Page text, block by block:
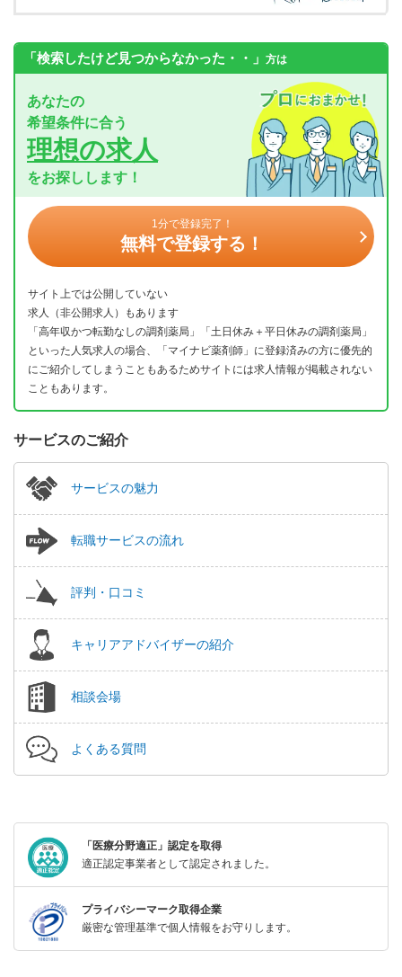
「検索したけど見つからなかった・・」 方は
あなたの
希望条件に合う
理想の求人
をお探しします！
1分で登録完了！
無料で登録する！
サイト上では公開していない
求人（非公開求人）もあります
「高年収かつ転勤なしの調剤薬局」「土日休み＋平日休みの調剤薬局」
といった人気求人の場合、「マイナビ薬剤師」に登録済みの方に優先的
にご紹介してしまうこともあるためサイトには求人情報が掲載されない
こともあります。
サービスのご紹介
サービスの魅力
転職サービスの流れ
評判・口コミ
キャリアアドバイザーの紹介
相談会場
よくある質問
「医療分野適正」認定を取得
適正認定事業者として認定されました。
プライバシーマーク取得企業
厳密な管理基準で個人情報をお守りします。